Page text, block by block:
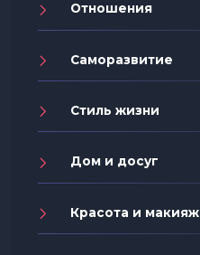
Отношения
Саморазвитие
Стиль жизни
Дом и досуг
Красота и макияж